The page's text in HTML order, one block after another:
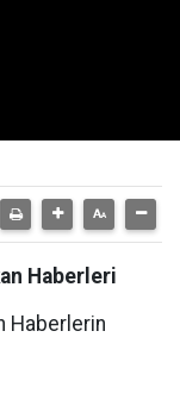
Haberleri
Haberlerin